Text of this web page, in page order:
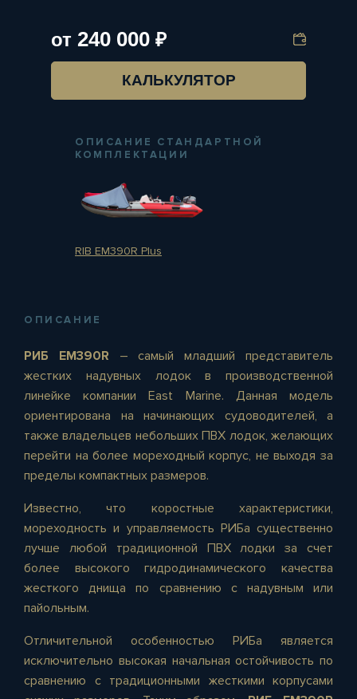
ОПИСАНИЕ
РИБ EM390R – самый младший представитель
жестких надувных лодок в производственной
линейке компании East Marine. Данная модель
ориентирована на начинающих судоводителей, а
также владельцев небольших ПВХ лодок, желающих
перейти на более мореходный корпус, не выходя за
пределы компактных размеров.
Известно, что коростные характеристики,
мореходность и управляемость РИБа существенно
лучше любой традиционной ПВХ лодки за счет
более высокого гидродинамического качества
жесткого днища по сравнению с надувным или
пайольным.
Отличительной особенностью РИБа является
исключительно высокая начальная остойчивость по
сравнению с традиционными жесткими корпусами
от 240 000 ₽
КАЛЬКУЛЯТОР
ОПИСАНИЕ СТАНДАРТНОЙ
КОМПЛЕКТАЦИИ
RIB EM390R Plus